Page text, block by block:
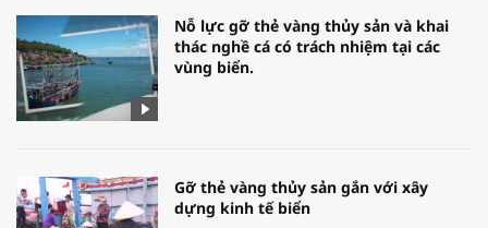
Nỗ lực gỡ thẻ vàng thủy sản và khai
thác nghề cá có trách nhiệm tại các
vùng biển.
Gỡ thẻ vàng thủy sản gắn với xây
dựng kinh tế biển